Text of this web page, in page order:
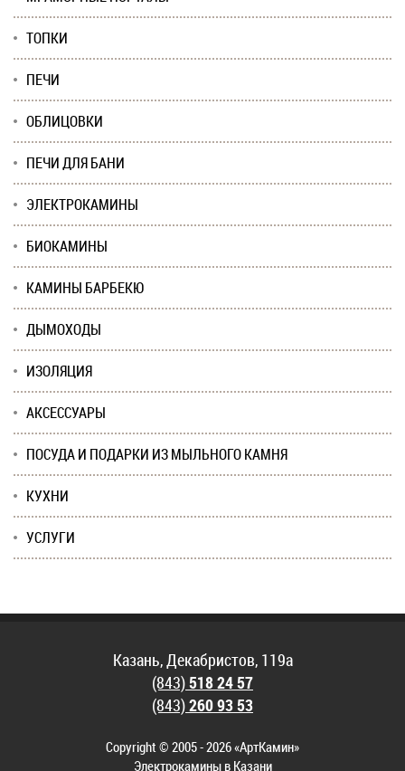
ТОПКИ
ПЕЧИ
ОБЛИЦОВКИ
ПЕЧИ ДЛЯ БАНИ
ЭЛЕКТРОКАМИНЫ
БИОКАМИНЫ
КАМИНЫ БАРБЕКЮ
ДЫМОХОДЫ
ИЗОЛЯЦИЯ
АКСЕССУАРЫ
ПОСУДА И ПОДАРКИ ИЗ МЫЛЬНОГО КАМНЯ
КУХНИ
УСЛУГИ
Казань, Декабристов, 119а
(843)518 24 57
(843)260 93 53
Copyright © 2005 - 2026 «АртКамин»
Электрокамины в Казани